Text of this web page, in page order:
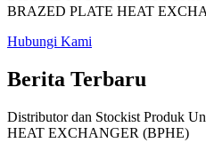
BRAZED PLATE HEAT
Hubungi Kami
Berita Terbaru
Distributor dan Stockist Produk
HEAT EXCHANGER (BPHE)